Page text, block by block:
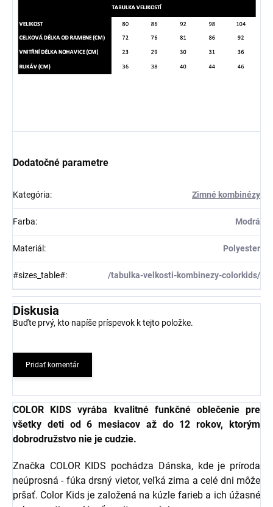
Dodatočné parametre
Kategória: Zimné kombinézy
Farba: Modrá
Materiál: Polyester
#sizes_table#: /tabulka-velkosti-kombinezy-colorkids/
Diskusia
Buďte prvý, kto napíše príspevok k tejto položke.
Pridať komentár
COLOR KIDS vyrába kvalitné funkčné oblečenie pre
všetky deti od 6 mesiacov až do 12 rokov, ktorým
dobrodružstvo nie je cudzie.
Značka COLOR KIDS pochádza Dánska, kde je príroda
neúprosná - fúka drsný vietor, veľká zima a celé dni môže
pršať. Color Kids je založená na kúzle farieb a ich úžasné